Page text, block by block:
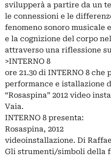
svilupperà a partire da un
le connessioni e le
fenomeno sonoro
e la cognizione del corpo
attraverso una riflessione
>INTERNO 8
ore 21.30 di INTERNO 8 che
performance e istallazione
“Rosaspina” 2012 video
Vaia.
INTERNO 8 presenta:
Rosaspina, 2012
videoinstallazione. Di
Gli strumenti/simboli della